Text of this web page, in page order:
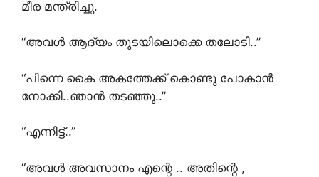
മീര മന്ത്രിച്ചു.
“അവൾ ആദ്യം തുടയിലൊക്കെ തലോടി..”
“പിന്നെ കൈ അകത്തേക്ക് കൊണ്ടു പോകാൻ
നോക്കി..ഞാൻ തടഞ്ഞു..”
“എന്നിട്ട്..”
“അവൾ അവസാനം എന്റെ .. അതിന്റെ ,